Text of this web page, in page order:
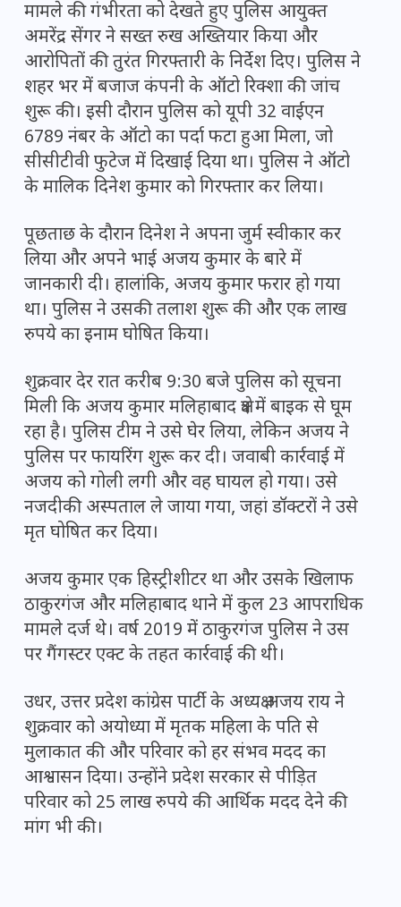
मामले की गंभीरता को देखते हुए पुलिस आयुक्त
अमरेंद्र सेंगर ने सख्त रुख अख्तियार किया और
आरोपितों की तुरंत गिरफ्तारी के निर्देश दिए। पुलिस ने
शहर भर में बजाज कंपनी के ऑटो रिक्शा की जांच
शुरू की। इसी दौरान पुलिस को यूपी 32 वाईएन
6789 नंबर के ऑटो का पर्दा फटा हुआ मिला, जो
सीसीटीवी फुटेज में दिखाई दिया था। पुलिस ने ऑटो
के मालिक दिनेश कुमार को गिरफ्तार कर लिया।
पूछताछ के दौरान दिनेश ने अपना जुर्म स्वीकार कर
लिया और अपने भाई अजय कुमार के बारे में
जानकारी दी। हालांकि, अजय कुमार फरार हो गया
था। पुलिस ने उसकी तलाश शुरू की और एक लाख
रुपये का इनाम घोषित किया।
शुक्रवार देर रात करीब 9:30 बजे पुलिस को सूचना
मिली कि अजय कुमार मलिहाबाद क्षेत्र में बाइक से घूम
रहा है। पुलिस टीम ने उसे घेर लिया, लेकिन अजय ने
पुलिस पर फायरिंग शुरू कर दी। जवाबी कार्रवाई में
अजय को गोली लगी और वह घायल हो गया। उसे
नजदीकी अस्पताल ले जाया गया, जहां डॉक्टरों ने उसे
मृत घोषित कर दिया।
अजय कुमार एक हिस्ट्रीशीटर था और उसके खिलाफ
ठाकुरगंज और मलिहाबाद थाने में कुल 23 आपराधिक
मामले दर्ज थे। वर्ष 2019 में ठाकुरगंज पुलिस ने उस
पर गैंगस्टर एक्ट के तहत कार्रवाई की थी।
उधर, उत्तर प्रदेश कांग्रेस पार्टी के अध्यक्ष अजय राय ने
शुक्रवार को अयोध्या में मृतक महिला के पति से
मुलाकात की और परिवार को हर संभव मदद का
आश्वासन दिया। उन्होंने प्रदेश सरकार से पीड़ित
परिवार को 25 लाख रुपये की आर्थिक मदद देने की
मांग भी की।